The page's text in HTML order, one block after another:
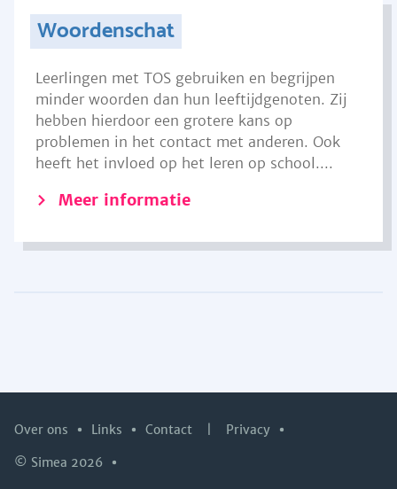
Woordenschat
Leerlingen met TOS gebruiken en begrijpen
minder woorden dan hun leeftijdgenoten. Zij
hebben hierdoor een grotere kans op
problemen in het contact met anderen. Ook
heeft het invloed op het leren op school....
Meer informatie
Over ons Links Contact Privacy
© Simea 2026